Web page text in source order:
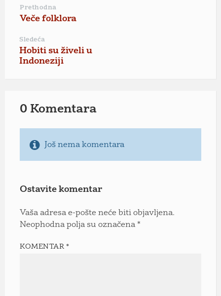
Prethodna
Veče folklora
Sledeća
Hobiti su živeli u
Indoneziji
0 Komentara
Još nema komentara
Ostavite komentar
Vaša adresa e-pošte neće biti objavljena.
Neophodna polja su označena *
KOMENTAR*